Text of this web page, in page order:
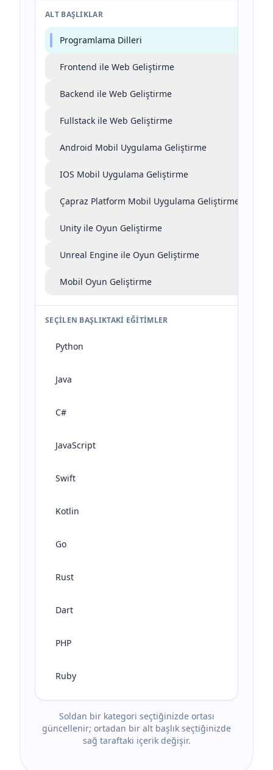
ALT BAŞLIKLAR
Programlama Dilleri
Frontend ile Web Geliştirme
Backend ile Web Geliştirme
Fullstack ile Web Geliştirme
Android Mobil Uygulama Geliştirme
IOS Mobil Uygulama Geliştirme
Çapraz Platform Mobil Uygulama Geliştirme
Unity ile Oyun Geliştirme
Unreal Engine ile Oyun Geliştirme
Mobil Oyun Geliştirme
SEÇILEN BAŞLIKTAKI EĞITIMLER
Python
Java
C#
JavaScript
Swift
Kotlin
Go
Rust
Dart
PHP
Ruby
Soldan bir kategori seçtiğinizde ortası
güncellenir; ortadan bir alt başlık seçtiğinizde
sağ taraftaki içerik değişir.